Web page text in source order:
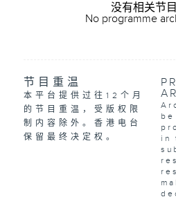
没有相关节
No programme
节目重温
本平台提供过往12个月
的节目重温，受版权限
制内容除外。香港电台
保留最终决定权。
in